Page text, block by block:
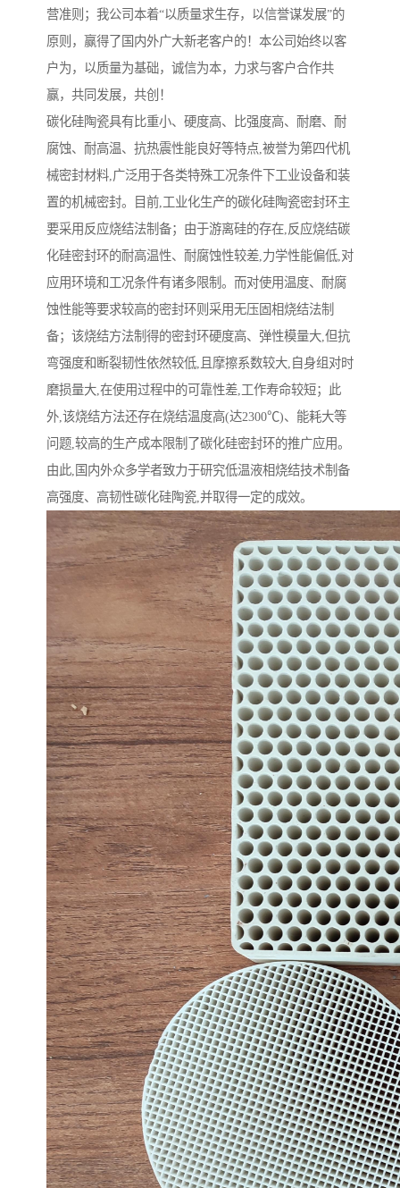
营准则；我公司本着“以质量求生存，以信誉谋发展”的
原则，赢得了国内外广大新老客户的！本公司始终以客
户为，以质量为基础，诚信为本，力求与客户合作共
赢，共同发展，共创！
碳化硅陶瓷具有比重小、硬度高、比强度高、耐磨、耐
腐蚀、耐高温、抗热震性能良好等特点,被誉为第四代机
械密封材料,广泛用于各类特殊工况条件下工业设备和装
置的机械密封。目前,工业化生产的碳化硅陶瓷密封环主
要采用反应烧结法制备；由于游离硅的存在,反应烧结碳
化硅密封环的耐高温性、耐腐蚀性较差,力学性能偏低,对
应用环境和工况条件有诸多限制。而对使用温度、耐腐
蚀性能等要求较高的密封环则采用无压固相烧结法制
备；该烧结方法制得的密封环硬度高、弹性模量大,但抗
弯强度和断裂韧性依然较低,且摩擦系数较大,自身组对时
磨损量大,在使用过程中的可靠性差,工作寿命较短；此
外,该烧结方法还存在烧结温度高(达2300℃)、能耗大等
问题,较高的生产成本限制了碳化硅密封环的推广应用。
由此,国内外众多学者致力于研究低温液相烧结技术制备
高强度、高韧性碳化硅陶瓷,并取得一定的成效。